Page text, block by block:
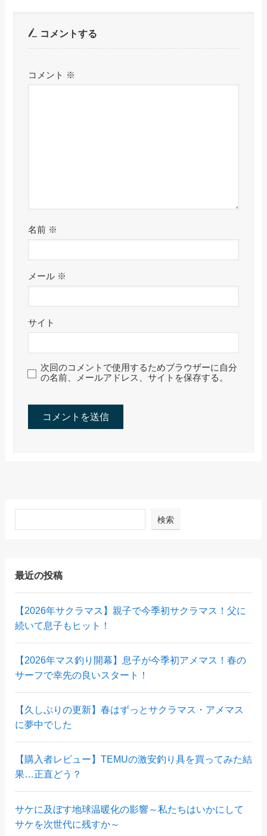
コメントする
コメント ※
名前 ※
メール ※
サイト
次回のコメントで使用するためブラウザーに自分
の名前、メールアドレス、サイトを保存する。
検索
最近の投稿
【2026年サクラマス】親子で今季初サクラマス！父に
続いて息子もヒット！
【2026年マス釣り開幕】息子が今季初アメマス！春の
サーフで幸先の良いスタート！
【久しぶりの更新】春はずっとサクラマス・アメマス
に夢中でした
【購入者レビュー】TEMUの激安釣り具を買ってみた結
果…正直どう？
サケに及ぼす地球温暖化の影響～私たちはいかにして
サケを次世代に残すか～